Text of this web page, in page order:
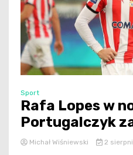
Sport
Rafa Lopes w
Portugalczyk
Michał Wiśniewski 2